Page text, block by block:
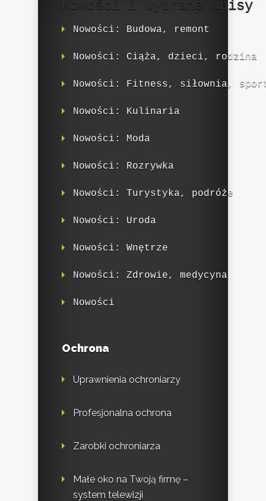
Nowości i wybrane wpisy
Nowości: Budowa, remont
Nowości: Ciąża, dzieci, rodzina
Nowości: Fitness, siłownia,
Nowości: Kulinaria
Nowości: Moda
Nowości: Rozrywka
Nowości: Turystyka, podróże
Nowości: Uroda
Nowości: Wnętrze
Nowości: Zdrowie, medycyna
Nowości
Ochrona
Uprawnienia ochroniarzy
Profesjonalna ochrona
Zarobki ochroniarza
Małe oko na Twoją firmę –
system telewizji